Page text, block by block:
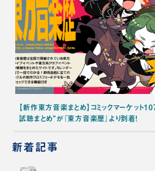
【新作東方音楽まとめ】コミックマーケッ
試聴まとめ”が『東方音楽歴』より到着！
新着記事